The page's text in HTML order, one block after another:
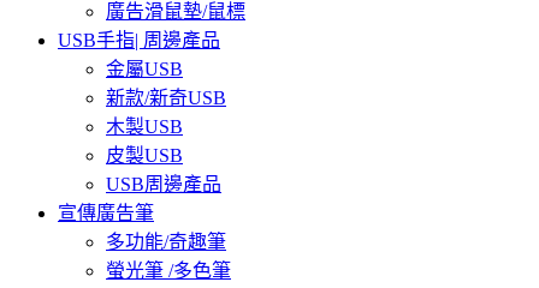
廣告滑鼠墊/鼠標
USB手指| 周邊產品
金屬USB
新款/新奇USB
木製USB
皮製USB
USB周邊產品
宣傳廣告筆
多功能/奇趣筆
螢光筆 /多色筆